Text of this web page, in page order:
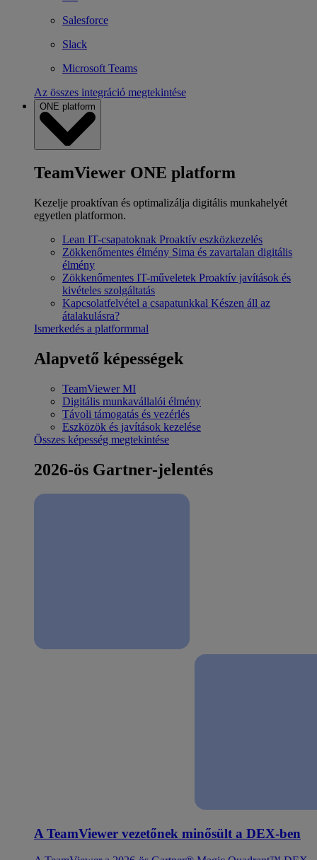
Salesforce
Slack
Microsoft Teams
Az összes integráció megtekintése
ONE platform
TeamViewer ONE platform
Kezelje proaktívan és optimalizálja digitális munkahelyét
egyetlen platformon.
Lean IT-csapatoknak Proaktív eszközkezelés
Zökkenőmentes élmény Sima és zavartalan digitális
élmény
Zökkenőmentes IT-műveletek Proaktív javítások és
kivételes szolgáltatás
Kapcsolatfelvétel a csapatunkkal Készen áll az
átalakulásra?
Ismerkedés a platformmal
Alapvető képességek
TeamViewer MI
Digitális munkavállalói élmény
Távoli támogatás és vezérlés
Eszközök és javítások kezelése
Összes képesség megtekintése
2026-ös Gartner-jelentés
A TeamViewer vezetőnek minősült a DEX-ben